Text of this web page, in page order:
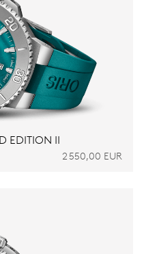
EDITION II
2 550,00 EUR